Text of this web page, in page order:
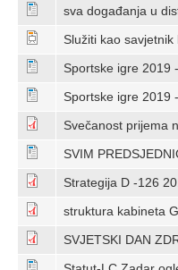
sva događanja u
Služiti kao
Sportske igre 2019
Sportske igre 2019
Svečanost prijema
SVIM
Strategija D -126
struktura kabineta
SVJETSKI DAN